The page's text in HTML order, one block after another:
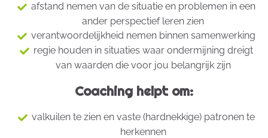
afstand nemen van de situatie en problemen in een
ander perspectief leren zien
verantwoordelijkheid nemen binnen samenwerking
regie houden in situaties waar ondermijning dreigt
van waarden die voor jou belangrijk zijn
Coaching helpt om:
valkuilen te zien en vaste (hardnekkige) patronen te
herkennen